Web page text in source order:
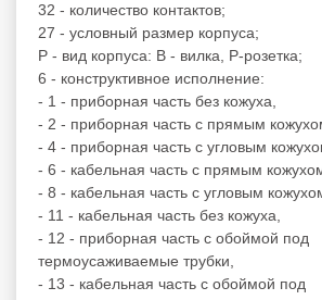
32 - количество контактов;
27 - условный размер корпуса;
Р - вид корпуса: В - вилка, Р-розетка;
6 - конструктивное исполнение:
- 1 - приборная часть без кожуха,
- 2 - приборная часть с прямым
- 4 - приборная часть с угловым
- 6 - кабельная часть с прямым
- 8 - кабельная часть с угловым
- 11 - кабельная часть без кожуха,
- 12 - приборная часть с обоймой под
термоусаживаемые трубки,
- 13 - кабельная часть с обоймой под